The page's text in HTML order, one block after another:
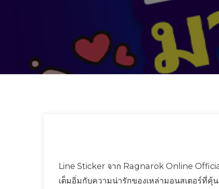
Line Sticker จาก Ragnarok Online
เต็มอิ่มกับความน่ารักของเหล่ามอนสเตอร์ที่คุ้